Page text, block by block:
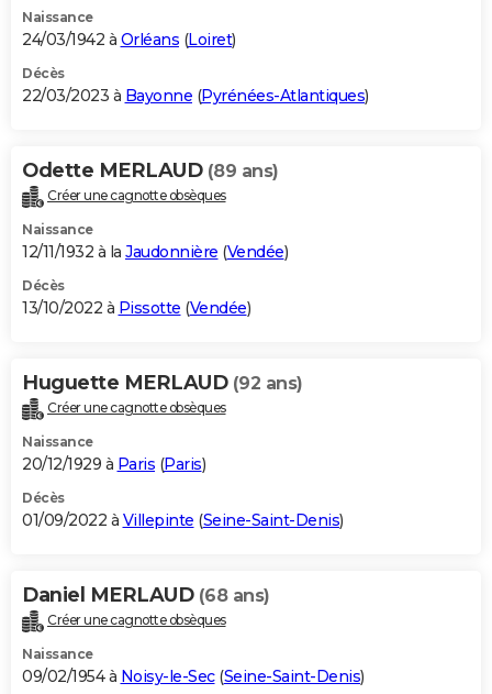
Naissance
24/03/1942 à Orléans (Loiret)
Décès
22/03/2023 à Bayonne (Pyrénées-Atlantiques)
Odette MERLAUD (89 ans)
Créer une cagnotte obsèques
Naissance
12/11/1932 à la Jaudonnière (Vendée)
Décès
13/10/2022 à Pissotte (Vendée)
Huguette MERLAUD (92 ans)
Créer une cagnotte obsèques
Naissance
20/12/1929 à Paris (Paris)
Décès
01/09/2022 à Villepinte (Seine-Saint-Denis)
Daniel MERLAUD (68 ans)
Créer une cagnotte obsèques
Naissance
09/02/1954 à Noisy-le-Sec(Seine-Saint-Denis)